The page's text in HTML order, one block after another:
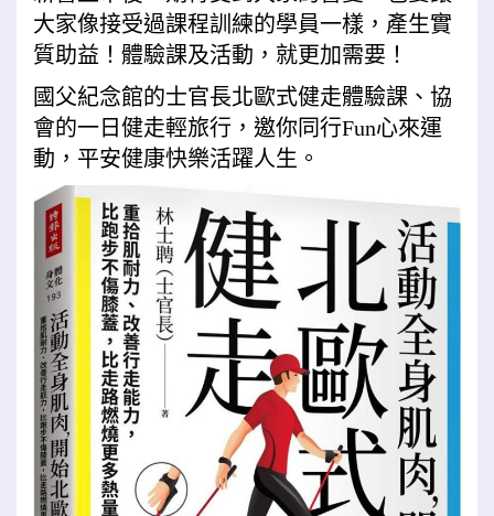
大家像接受過課程訓練的學員一樣，產生實
質助益！ 體驗課及活動，就更加需要！
國父紀念館的士官長北歐式健走體驗課、協
會的一日健走輕旅行，邀你同行Fun心來運
動，平安健康快樂活躍人生。